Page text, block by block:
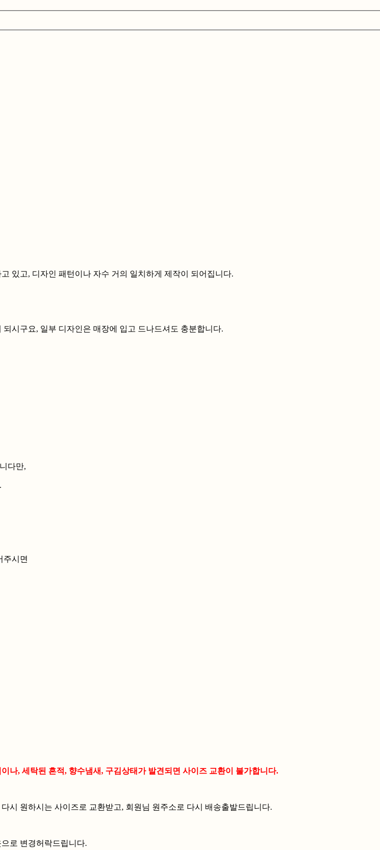
있고, 디자인 패턴이나 자수 거의 일치하게 제작이 되어집니다.
시구요, 일부 디자인은 매장에 입고 드나드셔도 충분합니다.
다만,
주시면
나, 세탁된 흔적, 향수냄새, 구김상태가 발견되면 사이즈 교환이 불가합니다.
시 원하시는 사이즈로 교환받고, 회원님 원주소로 다시 배송출발드립니다.
로 변경허락드립니다.